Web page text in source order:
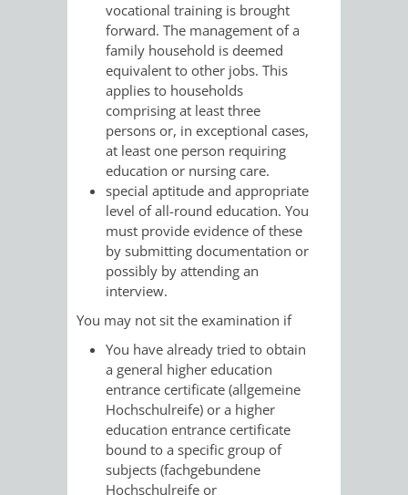
VERMIETE
DOCH
AN
DEINE
STADT
WIEDERVERMIETUNGSPRÄMIE
UND
GEBÄUDEBETRIEB
AMT
FÜR
SOZIALE
vocational training is brought
forward. The management of a
family household is deemed
equivalent to other jobs. This
applies to households
comprising at least three
persons or, in exceptional cases,
at least one person requiring
education or nursing care.
special aptitude and appropriate
level of all-round education. You
must provide evidence of these
by submitting documentation or
possibly by attending an
interview.
You may not sit the examination if
You have already tried to obtain
a general higher education
entrance certificate (allgemeine
Hochschulreife) or a higher
education entrance certificate
bound to a specific group of
subjects (fachgebundene
Hochschulreife or